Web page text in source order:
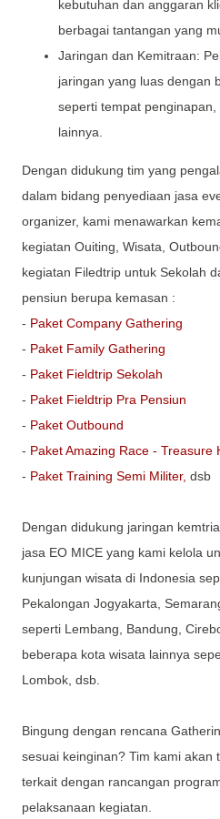
kebutuhan dan anggaran
berbagai tantangan yang
Jaringan dan Kemitraan:
jaringan yang luas dengan
seperti tempat
lainnya.
Dengan didukung tim yang
dalam bidang penyediaan jasa
organizer, kami menawarkan
kegiatan Ouiting, Wisata,
kegiatan Filedtrip untuk Sekolah
pensiun berupa kemasan :
- Paket Company Gathering
- Paket Family Gathering
- Paket Fieldtrip Sekolah
- Paket Fieldtrip Pra Pensiun
- Paket Outbound
- Paket Amazing Race - Treasure
- Paket Training Semi Militer, dsb
Dengan didukung jaringan
jasa EO MICE yang kami kelola
kunjungan wisata di Indonesia
Pekalongan Jogyakarta,
seperti Lembang, Bandung,
beberapa kota wisata lainnya
Lombok, dsb.
Bingung dengan rencana
sesuai keinginan? Tim kami akan
terkait dengan rancangan
pelaksanaan kegiatan.